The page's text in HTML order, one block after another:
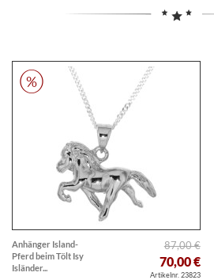
Anhänger Island-
Pferd beim Tölt Isy
Isländer...
87,00 €
70,00 €
Artikelnr. 23823